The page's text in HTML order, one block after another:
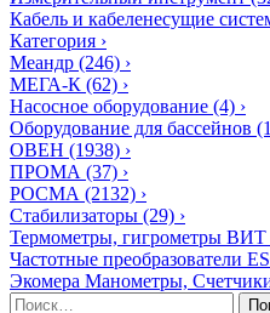
Кабель и кабеленесущие
Категория ›
Меандр (246) ›
МЕГА-К (62) ›
Насосное оборудование (4) ›
Оборудование для бассейнов
ОВЕН (1938) ›
ПРОМА (37) ›
РОСМА (2132) ›
Стабилизаторы (29) ›
Термометры, гигрометры ВИТ
Частотные преобразователи
Экомера Манометры,
Найти: